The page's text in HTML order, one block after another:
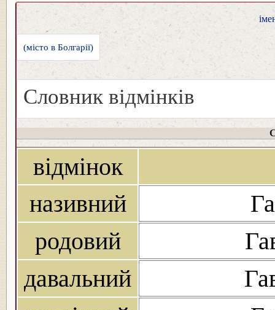
(місто в Болгарії)
Словник відмінків
відмінок
називний
родовий
давальний